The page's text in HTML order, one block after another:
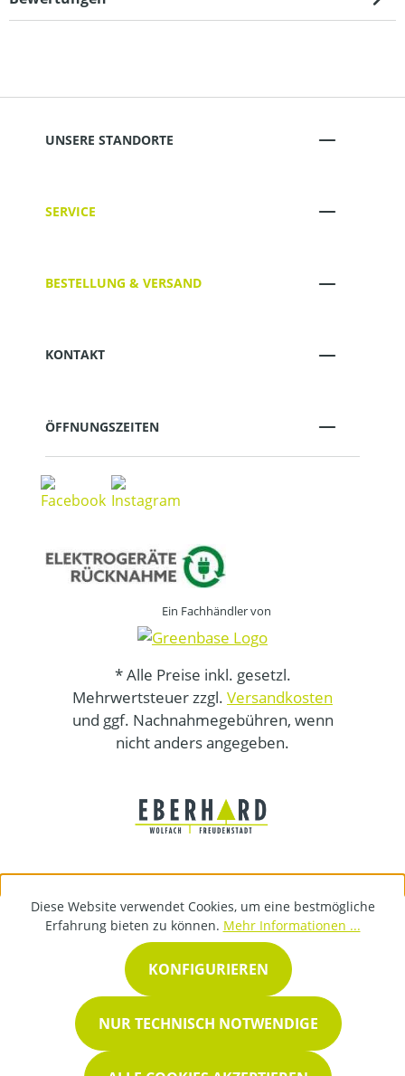
UNSERE STANDORTE
SERVICE
BESTELLUNG & VERSAND
KONTAKT
ÖFFNUNGSZEITEN
Ein Fachhändler von
* Alle Preise inkl. gesetzl.
Mehrwertsteuer zzgl. Versandkosten
und ggf. Nachnahmegebühren, wenn
nicht anders angegeben.
Diese Website verwendet Cookies, um eine bestmögliche
Erfahrung bieten zu können. Mehr Informationen ...
NUR TECHNISCH NOTWENDIGE
KONFIGURIEREN